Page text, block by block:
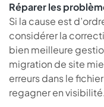
Réparer les
Si la cause est
considérer la
bien meilleure
migration de site
erreurs dans le
regagner en visibilité.